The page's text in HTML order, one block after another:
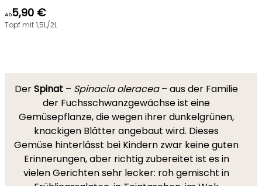
Ab5,90 €
Topf mit 1,5L/2L
DerSpinat – Spinacia oleracea– aus der Familie
der Fuchsschwanzgewächse ist eine
Gemüsepflanze, die wegen ihrer dunkelgrünen,
knackigen Blätter angebaut wird. Dieses
Gemüse hinterlässt bei Kindern zwar keine guten
Erinnerungen, aber richtig zubereitet ist es in
vielen Gerichten sehr lecker: roh gemischt in